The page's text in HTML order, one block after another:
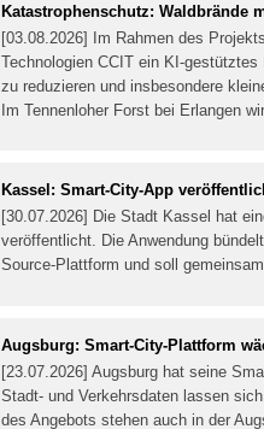
Katastrophenschutz: Waldbrände
[03.08.2026] Im Rahmen des
Technologien CCIT ein KI-
zu reduzieren und insbesondere
Im Tennenloher Forst bei Erlangen
Kassel: Smart-City-App
[30.07.2026] Die Stadt Kassel hat
veröffentlicht. Die Anwendung
Source-Plattform und soll
Augsburg: Smart-City-Plattform
[23.07.2026] Augsburg hat seine
Stadt- und Verkehrsdaten lassen
des Angebots stehen auch in der